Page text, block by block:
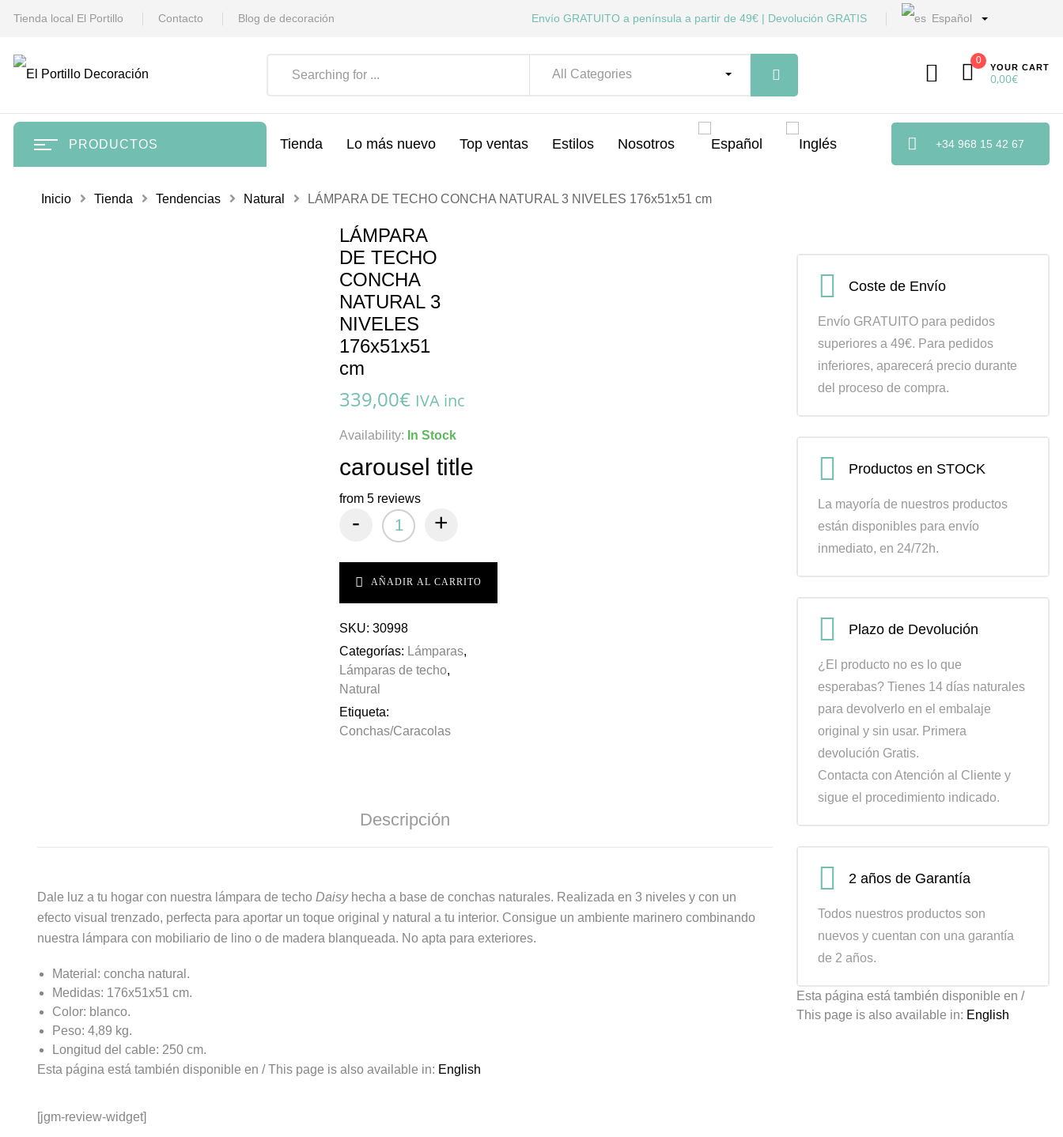
Tienda local El Portillo Contacto Blog de decoración Envío GRATUITO a península a partir de 49€ | Devolución GRATIS Español
All Categories
0
YOUR CART
0,00€
PRODUCTOS Tienda Lo más nuevo Top ventas Estilos Nosotros +34 968 15 42 67
Inicio Tienda Tendencias Natural LÁMPARA DE TECHO CONCHA NATURAL 3 NIVELES 176x51x51 cm
LÁMPARA
DE TECHO
CONCHA
NATURAL 3
NIVELES
176x51x51
cm
339,00€ IVA inc
Availability: In Stock
carousel title
from 5 reviews
- +
AÑADIR AL CARRITO
SKU: 30998
Categorías: Lámparas,
Lámparas de techo,
Natural
Etiqueta:
Conchas/Caracolas
Descripción
Dale luz a tu hogar con nuestra lámpara de techo Daisyhecha a base de conchas naturales. Realizada en 3 niveles y con un
efecto visual trenzado, perfecta para aportar un toque original y natural a tu interior. Consigue un ambiente marinero combinando
nuestra lámpara con mobiliario de lino o de madera blanqueada. No apta para exteriores.
Material: concha natural.
Medidas: 176x51x51 cm.
Color: blanco.
Peso: 4,89 kg.
Longitud del cable: 250 cm.
Esta página está también disponible en / This page is also available in: English
[jgm-review-widget]
Coste de Envío
Envío GRATUITO para pedidos
superiores a 49€. Para pedidos
inferiores, aparecerá precio durante
del proceso de compra.
Productos en STOCK
La mayoría de nuestros productos
están disponibles para envío
inmediato, en 24/72h.
Plazo de Devolución
¿El producto no es lo que
esperabas? Tienes 14 días naturales
para devolverlo en el embalaje
original y sin usar. Primera
devolución Gratis.
Contacta con Atención al Cliente y
sigue el procedimiento indicado.
2 años de Garantía
Todos nuestros productos son
nuevos y cuentan con una garantía
de 2 años.
Esta página está también disponible en /
This page is also available in: English